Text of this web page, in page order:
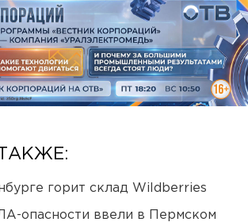
горит склад Wildberries
опасности ввели в Пермском